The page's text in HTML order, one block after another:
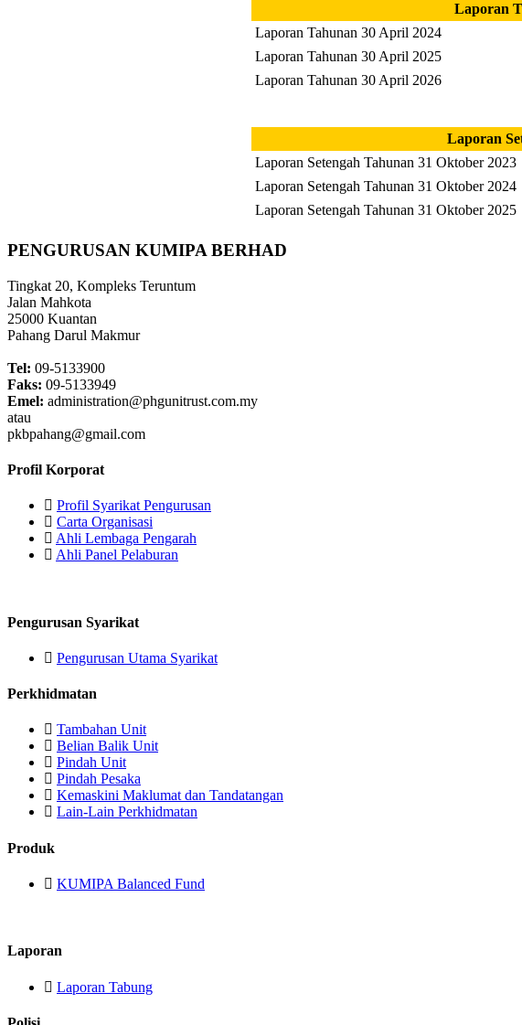
Laporan
Laporan Tahunan 30 April 2024
Laporan Tahunan 30 April 2025
Laporan Tahunan 30 April 2026
Laporan
Laporan Setengah Tahunan 31 Oktober 2023
Laporan Setengah Tahunan 31 Oktober 2024
Laporan Setengah Tahunan 31 Oktober 2025
PENGURUSAN KUMIPA BERHAD
Tingkat 20, Kompleks Teruntum
Jalan Mahkota
25000 Kuantan
Pahang Darul Makmur
Tel: 09-5133900
Faks: 09-5133949
Emel: administration@phgunitrust.com.my
atau
pkbpahang@gmail.com
Profil Korporat
Profil Syarikat Pengurusan
Carta Organisasi
Ahli Lembaga Pengarah
Ahli Panel Pelaburan
Pengurusan Syarikat
Pengurusan Utama Syarikat
Perkhidmatan
Tambahan Unit
Belian Balik Unit
Pindah Unit
Pindah Pesaka
Kemaskini Maklumat dan Tandatangan
Lain-Lain Perkhidmatan
Produk
KUMIPA Balanced Fund
Laporan
Laporan Tabung